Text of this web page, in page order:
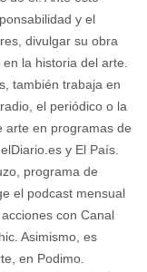
y el
divulgar su obra
la historia del arte.
también trabaja en
el periódico o la
arte en programas de
y El País.
programa de
el podcast mensual
con Canal
Asimismo, es
en Podimo.